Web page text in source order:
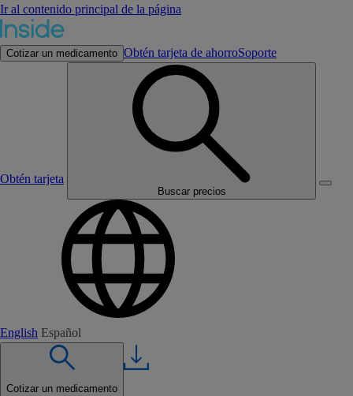
Ir al contenido principal de la página
Cotizar un medicamento Obtén tarjeta de ahorroSoporte
Obtén tarjeta
Buscar precios
English Español
Cotizar un medicamento